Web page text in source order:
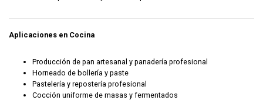
Aplicaciones en Cocina
Producción de pan artesanal y panadería profesional
Horneado de bollería y paste
Pastelería y repostería profesional
Cocción uniforme de masas y fermentados